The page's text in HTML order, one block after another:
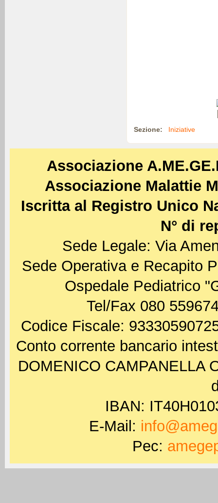
Sezione: Iniziative
Associazione
Associazione Malattie
Iscritta al Registro Unico
N° di
Sede Legale: Via
Sede Operativa e Recapito
Ospedale Pediatrico
Tel/Fax 080
Codice Fiscale:
Conto corrente bancario
DOMENICO CAMPANELLA
IBAN:
E-Mail:
Pec: